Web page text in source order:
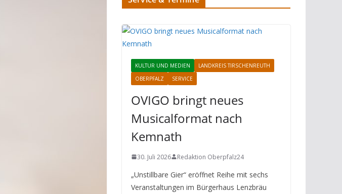
KULTUR UND MEDIEN
LANDKREIS TIRSCHENREUTH
OBERPFALZ
SERVICE
OVIGO bringt neues
Musicalformat nach
Kemnath
30. Juli 2026 Redaktion Oberpfalz24
„Unstillbare Gier“ eröffnet Reihe mit sechs
Veranstaltungen im Bürgerhaus Lenzbräu